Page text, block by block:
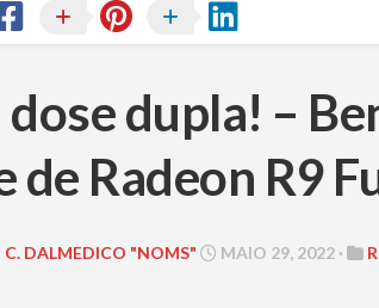
dose dupla! –
de Radeon R9
C. DALMEDICO "NOMS" MAIO 29, 2022 ·